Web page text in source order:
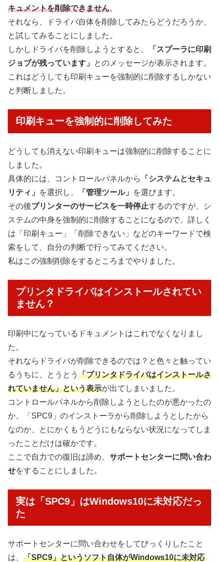
キュメントを削除できません。
それなら、ドライバ自体を削除してみたらどうだろうか、
と試してみることにしました。
しかしドライバを削除しようとすると、
「スプーラに印刷
ジョブが残っています」
とのメッセージが表示されます。
これはどうしても印刷キューを強制的に削除するしかない
と判断しました。
印刷キューを強制的に削除してみた
どうしても消えない印刷キューは強制的に削除することに
しました。
具体的には、コントロールパネルから
「システムとセキュ
リティ」
を選択し、 「管理ツール」
を選びます。
その後プリンターのサービスを一時停止するのですが、シ
ステムの中身を強制的に削除することになるので、詳しく
は「印刷キュー」「削除できない」などのキーワードで検
索をして、自分の判断で行ってみてください。
私はこの強制削除をするところまでやりました。
プリンタドライバはインストールされてい
ません？
印刷中になっているドキュメントはこれでなくなりまし
た。
それならドライバが削除できるのでは？と色々と触ってい
るうちに、とうとう 「プリンタドライバはインストールさ
れていません」という表示が出てしまいました。
コントロールパネルから削除しようとしたのが悪かったの
か、「SPC9」のインストーラから削除しようとしたから
なのか、とにかくもうどうにもならない状況になってしま
ったことだけは確かです。
ここで自力での復旧は諦め、 サポートセンターに問い合わ
せをすることにしました。
実は「SPC9」はWindows10に未対応だっ
た
サポートセンターに問い合わせをしてびっくりしたこと
は、 「SPC9」というソフト自体がWindows10に未対応